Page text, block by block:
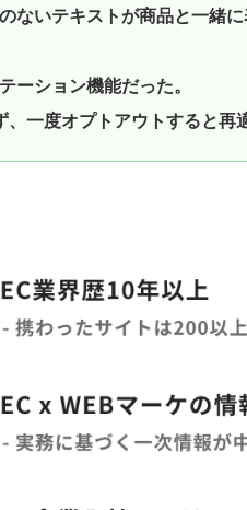
ないテキストが商品と一緒
ーション機能だった。
一度オプトアウトすると再